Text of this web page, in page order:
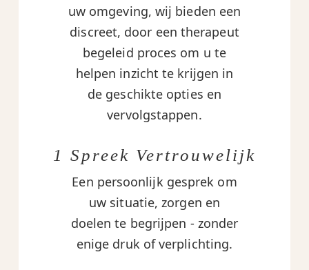
uw omgeving, wij bieden een
discreet, door een therapeut
begeleid proces om u te
helpen inzicht te krijgen in
de geschikte opties en
vervolgstappen.
1 Spreek Vertrouwelijk
Een persoonlijk gesprek om
uw situatie, zorgen en
doelen te begrijpen - zonder
enige druk of verplichting.